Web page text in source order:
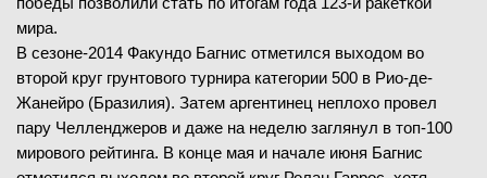
мира.
В сезоне-2014 Факундо Багнис отметился выходом во
второй круг грунтового турнира категории 500 в Рио-де-
Жанейро (Бразилия). Затем аргентинец неплохо провел
пару Челленджеров и даже на неделю заглянул в топ-100
мирового рейтинга. В конце мая и начале июня Багнис